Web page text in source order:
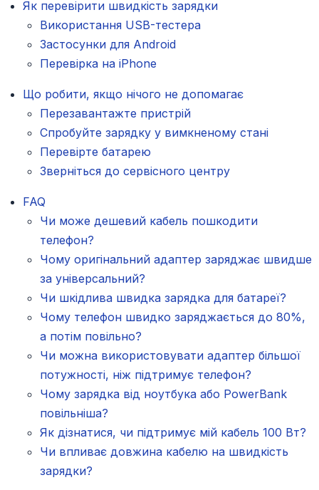
Як перевірити швидкість зарядки
Використання USB-тестера
Застосунки для Android
Перевірка на iPhone
Що робити, якщо нічого не допомагає
Перезавантажте пристрій
Спробуйте зарядку у вимкненому стані
Перевірте батарею
Зверніться до сервісного центру
FAQ
Чи може дешевий кабель пошкодити
телефон?
Чому оригінальний адаптер заряджає швидше
за універсальний?
Чи шкідлива швидка зарядка для батареї?
Чому телефон швидко заряджається до 80%,
а потім повільно?
Чи можна використовувати адаптер більшої
потужності, ніж підтримує телефон?
Чому зарядка від ноутбука або PowerBank
повільніша?
Як дізнатися, чи підтримує мій кабель 100 Вт?
Чи впливає довжина кабелю на швидкість
зарядки?